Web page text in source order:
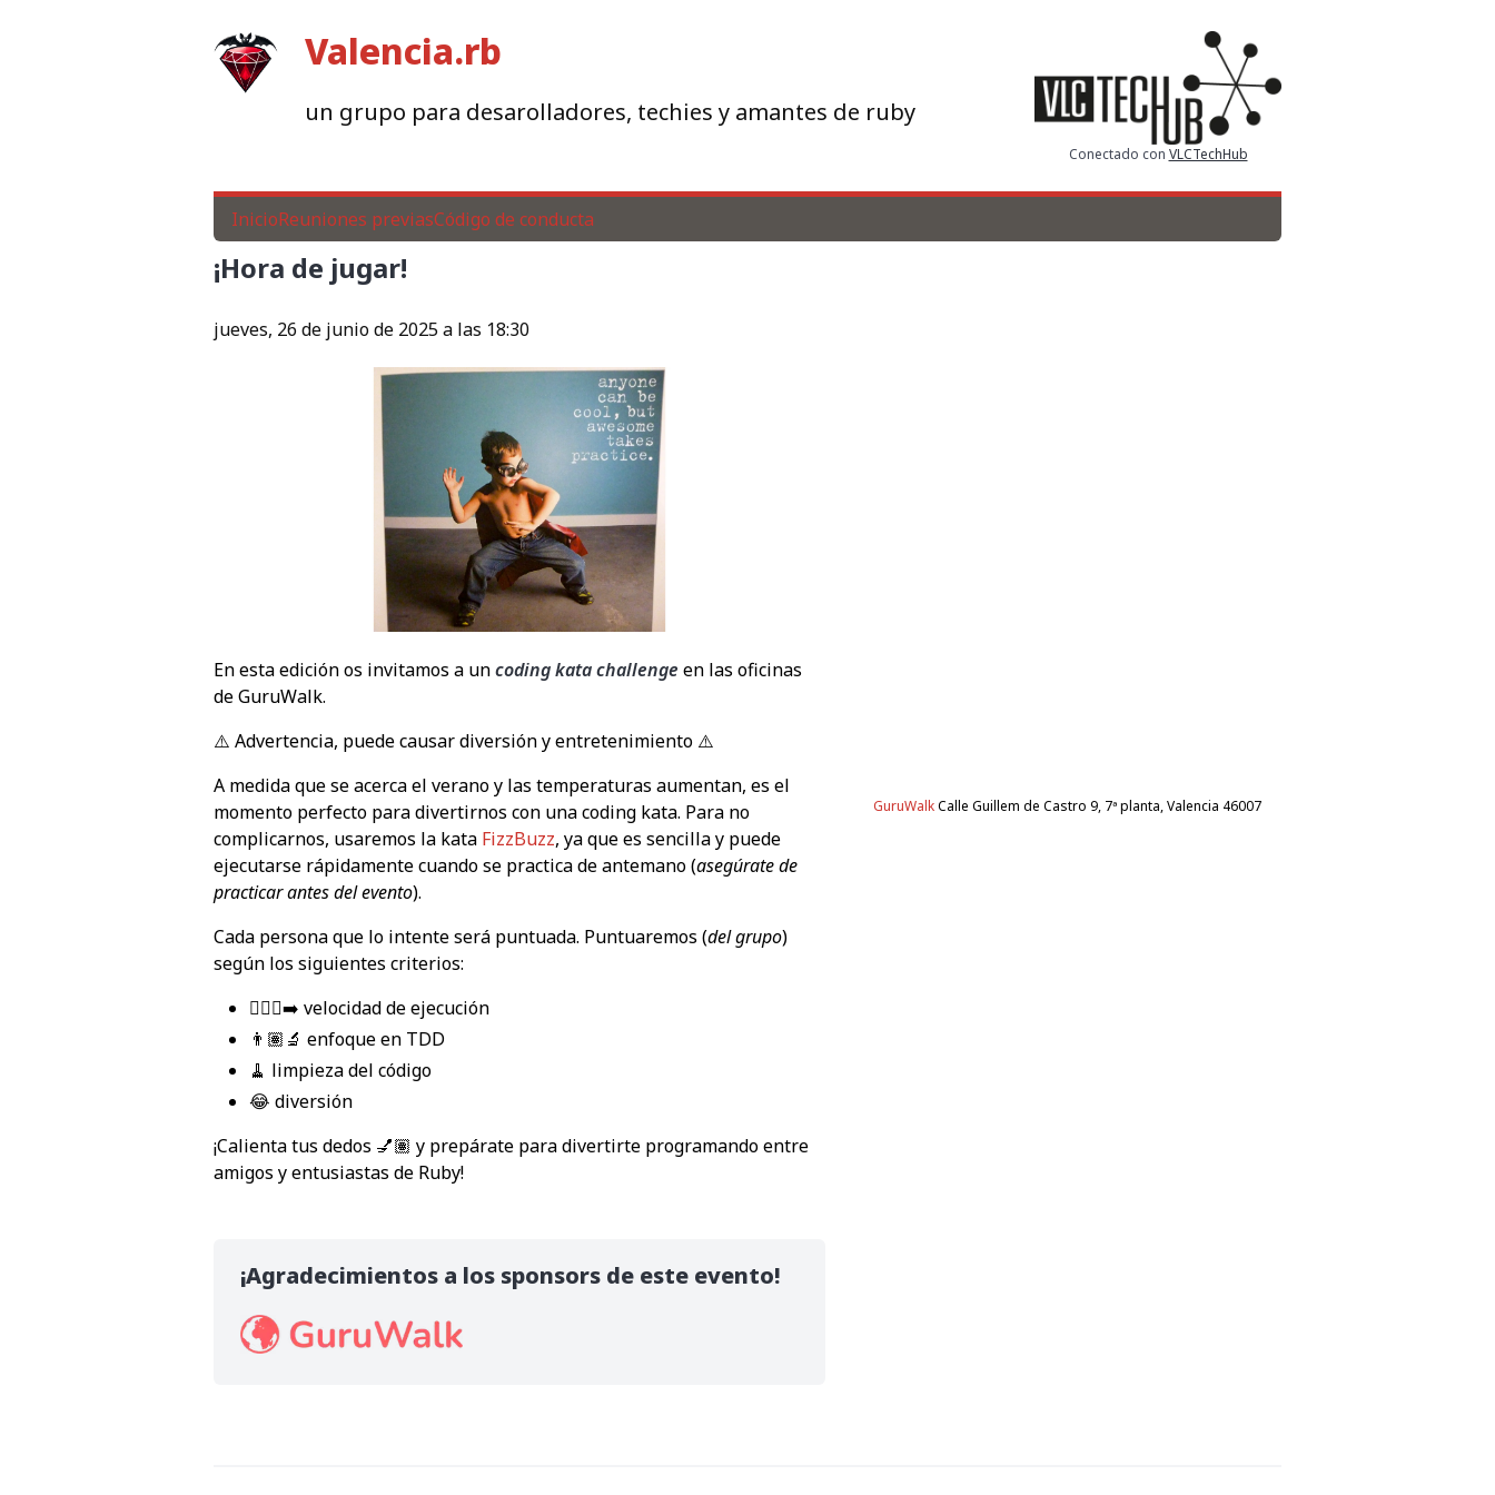
Valencia.rb
un grupo para desarolladores, techies y amantes de ruby
Conectado con VLCTechHub
InicioReuniones previasCódigo de conducta
¡Hora de jugar!
jueves, 26 de junio de 2025 a las 18:30
En esta edición os invitamos a uncoding kata challenge en las oficinas
de GuruWalk.
⚠️ Advertencia, puede causar diversión y entretenimiento ⚠️
A medida que se acerca el verano y las temperaturas aumentan, es el
momento perfecto para divertirnos con una coding kata. Para no
complicarnos, usaremos la kata FizzBuzz, ya que es sencilla y puede
ejecutarse rápidamente cuando se practica de antemano (asegúrate de
practicar antes del evento).
Cada persona que lo intente será puntuada. Puntuaremos (del grupo)
según los siguientes criterios:
🏃🏽‍♂️‍➡️ velocidad de ejecución
👨🏽‍🔬 enfoque en TDD
🧹 limpieza del código
😂 diversión
¡Calienta tus dedos 💅🏽 y prepárate para divertirte programando entre
amigos y entusiastas de Ruby!
¡Agradecimientos a los sponsors de este evento!
GuruWalkCalle Guillem de Castro 9, 7ª planta, Valencia 46007